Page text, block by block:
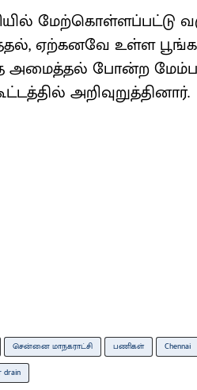
மேற்கொள்ளப்பட்டு
ஏற்கனவே உள்ள
அமைத்தல் போன்ற
அறிவுறுத்தினார்.
சென்னை மாநகராட்சி பணிகள் Chennai
drain